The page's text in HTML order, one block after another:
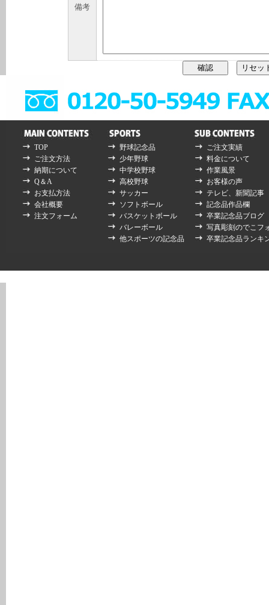
備考
TOP
ご注文方法
納期について
Q＆A
お支払方法
会社概要
注文フォーム
野球記念品
少年野球
中学校野球
高校野球
サッカー
ソフトボール
バスケットボール
バレーボール
他スポーツの記念品
ご注文実績
料金について
作業風景
お客様の声
テレビ、新聞記事
記念品作品欄
卒業記念品ブログ
写真彫刻のでこフ
卒業記念品ランキ